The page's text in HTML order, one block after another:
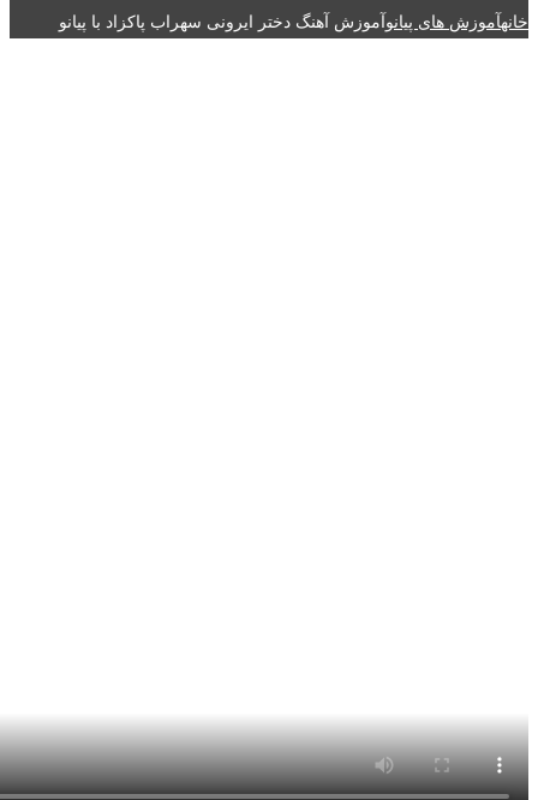
خانهآموزش های پیانوآموزش آهنگ دختر ایرونی سهراب پاکزاد با پیانو